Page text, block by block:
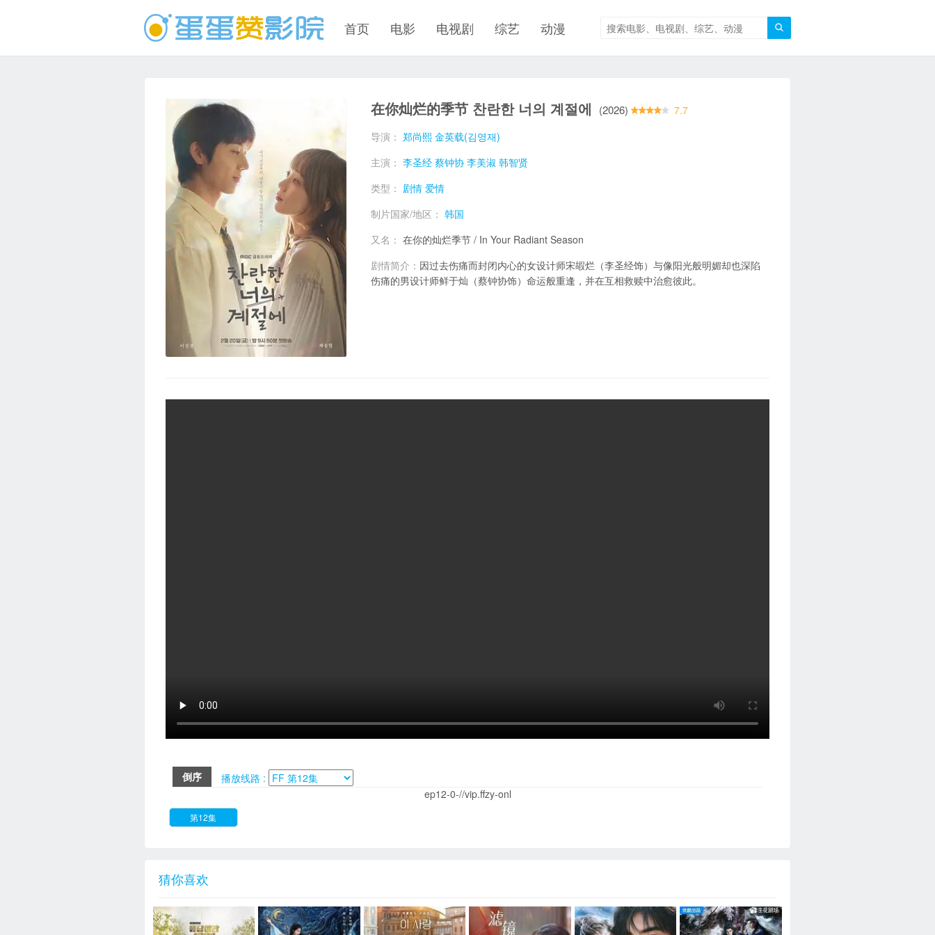

首页 电影 电视剧 综艺 动漫
在你灿烂的季节 찬란한 너의 계절에 ​​​ (2026)
7.7
导演： 郑尚熙 金英载(김영재)
主演： 李圣经 蔡钟协 李美淑 韩智贤
类型： 剧情 爱情
制片国家/地区： 韩国
又名： 在你的灿烂季节 / In Your Radiant Season
剧情简介： 因过去伤痛而封闭内心的女设计师宋嘏烂（李圣经饰）与像阳光般明媚却也深陷
伤痛的男设计师鲜于灿（蔡钟协饰）命运般重逢，并在互相救赎中治愈彼此。
倒序
播放线路 :
ep12-0-//vip.ffzy-onl
第12集
猜你喜欢